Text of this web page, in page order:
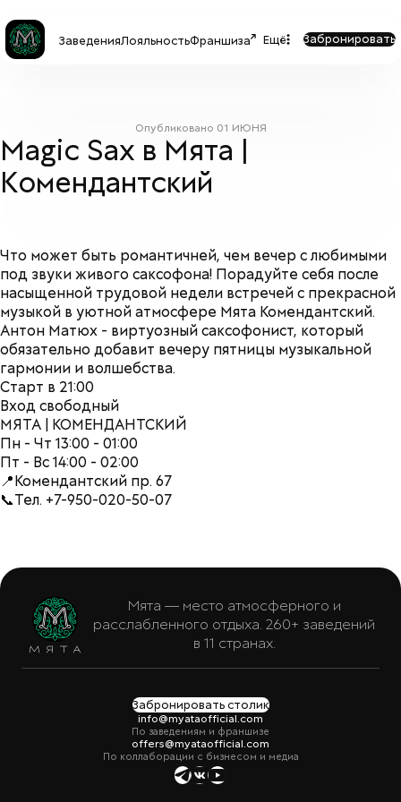
ЗаведенияЛояльностьФраншиза Ещё Забронировать
Опубликовано 01 ИЮНЯ
Magic Sax в Мята |
Комендантский
Что может быть романтичней, чем вечер с любимыми
под звуки живого саксофона! Порадуйте себя после
насыщенной трудовой недели встречей с прекрасной
музыкой в уютной атмосфере Мята Комендантский.
Антон Матюх - виртуозный саксофонист, который
обязательно добавит вечеру пятницы музыкальной
гармонии и волшебства.
Старт в 21:00
Вход свободный
МЯТА | КОМЕНДАНТСКИЙ
Пн - Чт 13:00 - 01:00
Пт - Вс 14:00 - 02:00
📍Комендантский пр. 67
📞Тел. +7-950-020-50-07
Мята — место атмосферного и
расслабленного отдыха. 260+ заведений
в 11 странах.
Забронировать столик
info@myataofficial.com
По заведениям и франшизе
offers@myataofficial.com
По коллаборации с бизнесом и медиа